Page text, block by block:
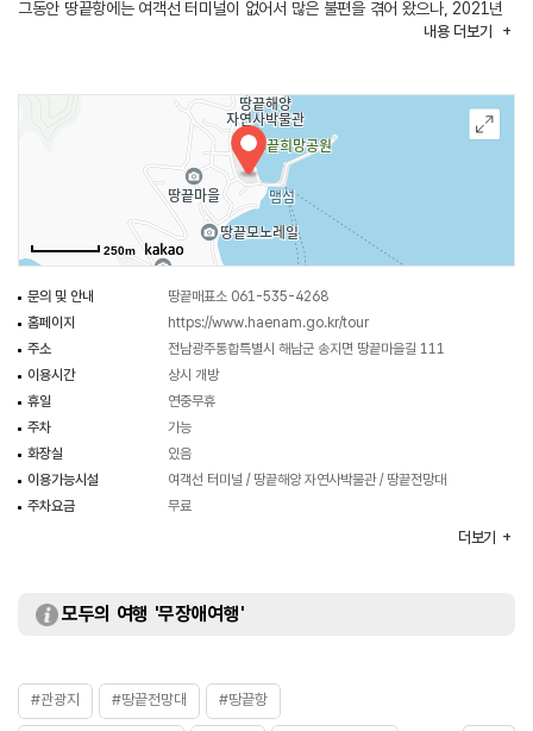
그동안 땅끝항에는 여객선 터미널이 없어서 많은 불편을 겪어 왔으나, 2021년
4월 지상 1층 연면적 499.6㎡ 규모의 시설로 매표소와 대합실, 사무실 등
따라 이용객들이 보다 쾌적하고 편리하게 뱃길을 이용할 수 있게 됐다.
내용 더보기
250m
문의 및 안내
땅끝매표소 061-535-4268
홈페이지
https://www.haenam.go.kr/tour
주소
전남광주통합특별시 해남군 송지면 땅끝마을길 111
이용시간
상시 개방
휴일
연중무휴
주차
가능
화장실
있음
이용가능시설
여객선 터미널 / 땅끝해양 자연사박물관 / 땅끝전망대
주차요금
무료
더보기
모두의 여행 '무장애여행'
#관광지 #땅끝전망대 #땅끝항